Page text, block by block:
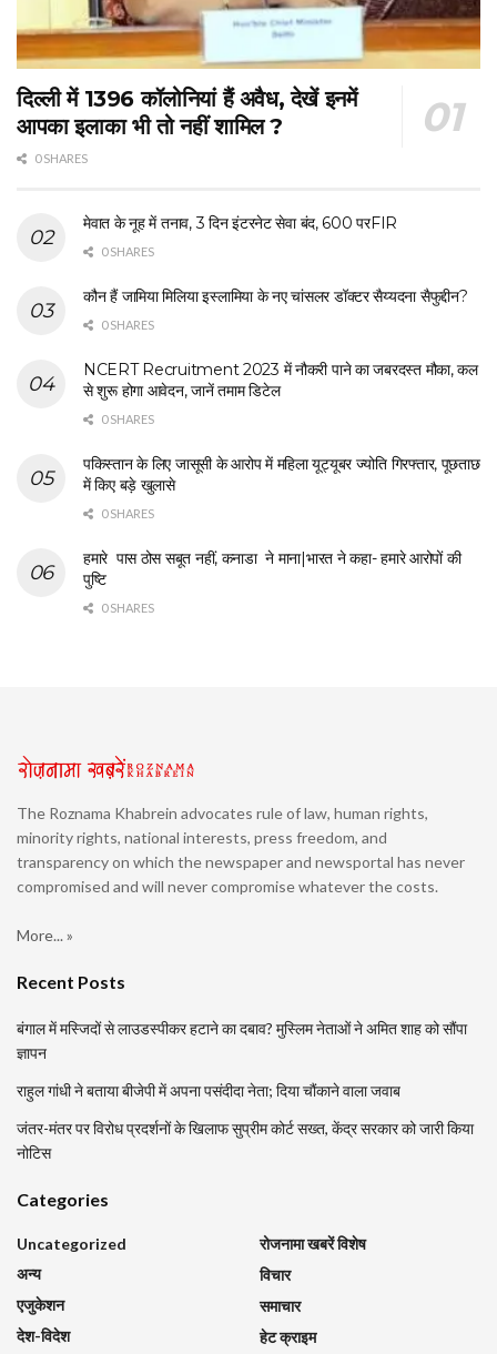
दिल्ली में 1396 कॉलोनियां हैं अवैध, देखें इनमें
आपका इलाका भी तो नहीं शामिल ?
0 SHARES
मेवात के नूह में तनाव, 3 दिन इंटरनेट सेवा बंद, 600 परFIR
0 SHARES
कौन हैं जामिया मिलिया इस्लामिया के नए चांसलर डॉक्टर सैय्यदना सैफुद्दीन?
0 SHARES
NCERT Recruitment 2023 में नौकरी पाने का जबरदस्त मौका, कल
से शुरू होगा आवेदन, जानें तमाम डिटेल
0 SHARES
पकिस्तान के लिए जासूसी के आरोप में महिला यूट्यूबर ज्योति गिरफ्तार, पूछताछ
में किए बड़े खुलासे
0 SHARES
हमारे पास ठोस सबूत नहीं, कनाडा ने माना|भारत ने कहा- हमारे आरोपों की
पुष्टि
0 SHARES
The Roznama Khabrein advocates rule of law, human rights,
minority rights, national interests, press freedom, and
transparency on which the newspaper and newsportal has never
compromised and will never compromise whatever the costs.
More... »
Recent Posts
बंगाल में मस्जिदों से लाउडस्पीकर हटाने का दबाव? मुस्लिम नेताओं ने अमित शाह को सौंपा
ज्ञापन
राहुल गांधी ने बताया बीजेपी में अपना पसंदीदा नेता; दिया चौंकाने वाला जवाब
जंतर-मंतर पर विरोध प्रदर्शनों के खिलाफ सुप्रीम कोर्ट सख्त, केंद्र सरकार को जारी किया
नोटिस
Categories
Uncategorized
अन्य
एजुकेशन
देश-विदेश
रोजनामा खबरें विशेष
विचार
समाचार
हेट क्राइम